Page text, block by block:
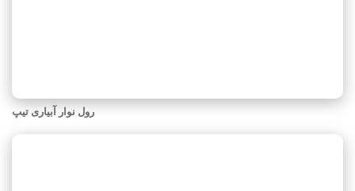
رول نوار آبیاری تیپ